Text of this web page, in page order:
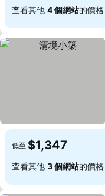
查看其他 4 個網站的價格
低至 $1,347
查看其他 3 個網站的價格